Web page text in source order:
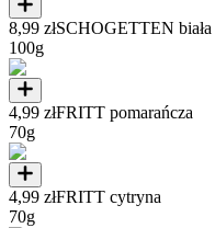
8,99 złSCHOGETTEN biała
100g
4,99 złFRITT pomarańcza
70g
4,99 złFRITT cytryna
70g